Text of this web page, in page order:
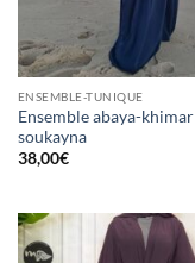
ENSEMBLE-TUNIQUE
Ensemble abaya-khimar
soukayna
38,00€